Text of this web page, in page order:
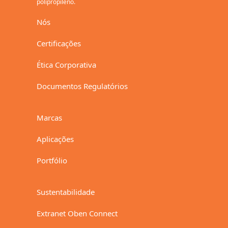
polipropileno.
Nós
Certificações
Ética Corporativa
Documentos Regulatórios
Marcas
Aplicações
Portfólio
Sustentabilidade
Extranet Oben Connect